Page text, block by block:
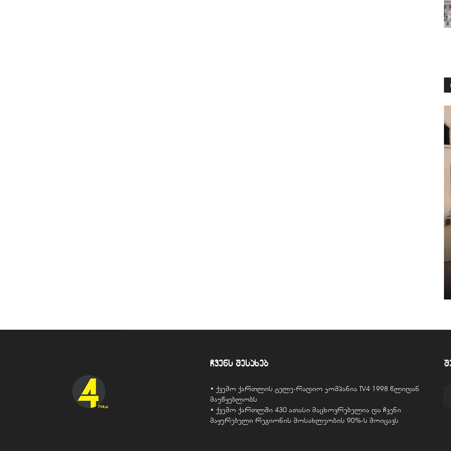
ჩვენს შესახებ
• ქვემო ქართლის ტელე-რადიო კომპანია TV4 1998 წლიდან
მაუწყებლობს
• ქვემო ქართლში 430 ათასი მაცხოვრებელია და ჩვენი
მაყურებელი რეგიონის მოსახლეობის 90%-ს მოიცავს